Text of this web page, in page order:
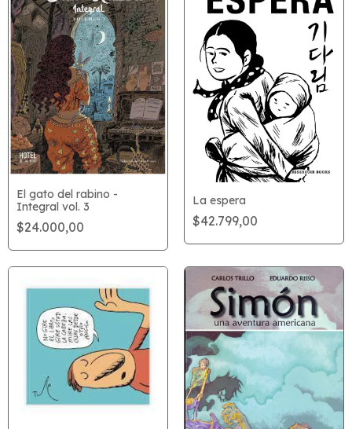
El gato del rabino -
Integral vol. 3
$24.000,00
La espera
$42.799,00